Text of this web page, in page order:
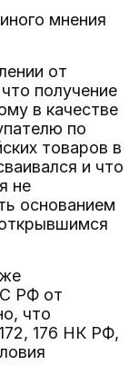
мнения
от
получение
в качестве
по
товаров в
и что
не
основанием
РФ от
что
176 НК РФ,